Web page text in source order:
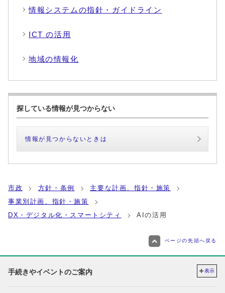
情報システムの指針・ガイドライン
ICT の活用
地域の情報化
探している情報が見つからない
情報が見つからないときは
市政 方針・条例
主要な計画、指針・施策
事業別計画、指針・施策
DX・デジタル化・スマートシティ
AIの活用
ページの先頭へ戻る
手続きやイベントのご案内 表示